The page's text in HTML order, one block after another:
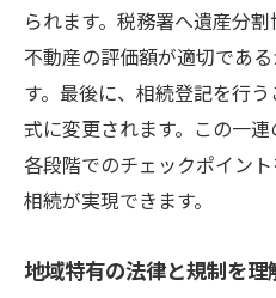
不動産売買の最新
市場動向から見た
地域特有の規制を活か
築
地域規制を有効に
法的制約をクリア
門真市の特性を活
られます。税務署へ遺産分割
不動産の評価額が適切であ
す。最後に、相続登記を行
式に変更されます。この一連
各段階でのチェックポイン
相続が実現できます。
地域特有の法律と規制を理